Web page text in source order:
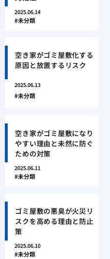
2025.06.14
未分類
空き家がゴミ屋敷化する
原因と放置するリスク
2025.06.13
未分類
空き家がゴミ屋敷になり
やすい理由と未然に防ぐ
ための対策
2025.06.11
未分類
ゴミ屋敷の悪臭が火災リ
スクを高める理由と防止
策
2025.06.10
未分類